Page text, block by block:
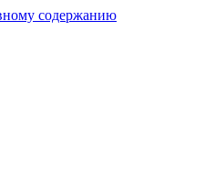
содержанию